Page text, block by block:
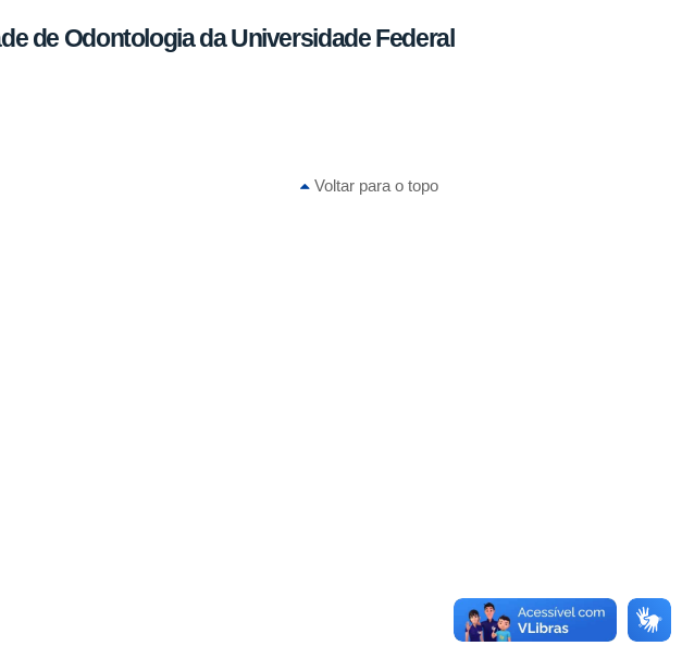
de Odontologia da Universidade Federal
Voltar para o topo